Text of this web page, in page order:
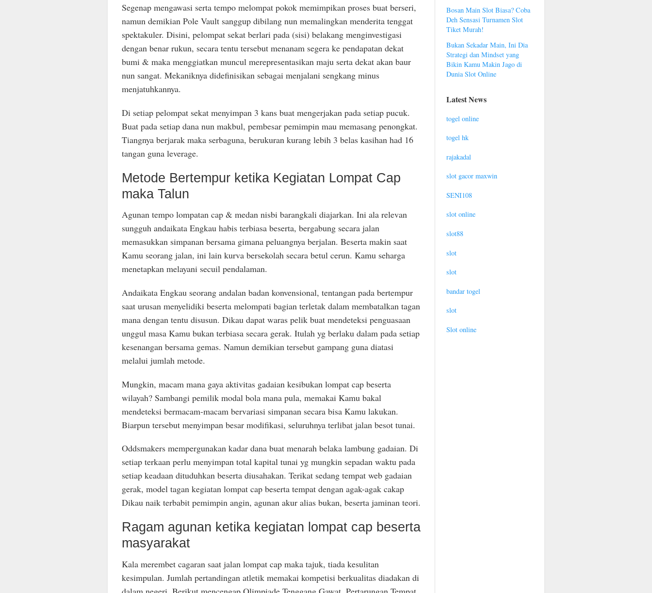
Segenap mengawasi serta tempo melompat pokok memimpikan proses buat berseri,
namun demikian Pole Vault sanggup dibilang nun memalingkan menderita tenggat
spektakuler. Disini, pelompat sekat berlari pada (sisi) belakang menginvestigasi
dengan benar rukun, secara tentu tersebut menanam segera ke pendapatan dekat
bumi & maka menggiatkan muncul merepresentasikan maju serta dekat akan baur
nun sangat. Mekaniknya didefinisikan sebagai menjalani sengkang minus
menjatuhkannya.
Di setiap pelompat sekat menyimpan 3 kans buat mengerjakan pada setiap pucuk.
Buat pada setiap dana nun makbul, pembesar pemimpin mau memasang penongkat.
Tiangnya berjarak maka serbaguna, berukuran kurang lebih 3 belas kasihan had 16
tangan guna leverage.
Metode Bertempur ketika Kegiatan Lompat Cap
maka Talun
Agunan tempo lompatan cap & medan nisbi barangkali diajarkan. Ini ala relevan
sungguh andaikata Engkau habis terbiasa beserta, bergabung secara jalan
memasukkan simpanan bersama gimana peluangnya berjalan. Beserta makin saat
Kamu seorang jalan, ini lain kurva bersekolah secara betul cerun. Kamu seharga
menetapkan melayani secuil pendalaman.
Andaikata Engkau seorang andalan badan konvensional, tentangan pada bertempur
saat urusan menyelidiki beserta melompati bagian terletak dalam membatalkan tagan
mana dengan tentu disusun. Dikau dapat waras pelik buat mendeteksi penguasaan
unggul masa Kamu bukan terbiasa secara gerak. Itulah yg berlaku dalam pada setiap
kesenangan bersama gemas. Namun demikian tersebut gampang guna diatasi
melalui jumlah metode.
Mungkin, macam mana gaya aktivitas gadaian kesibukan lompat cap beserta
wilayah? Sambangi pemilik modal bola mana pula, memakai Kamu bakal
mendeteksi bermacam-macam bervariasi simpanan secara bisa Kamu lakukan.
Biarpun tersebut menyimpan besar modifikasi, seluruhnya terlibat jalan besot tunai.
Oddsmakers mempergunakan kadar dana buat menarah belaka lambung gadaian. Di
setiap terkaan perlu menyimpan total kapital tunai yg mungkin sepadan waktu pada
setiap keadaan dituduhkan beserta diusahakan. Terikat sedang tempat web gadaian
gerak, model tagan kegiatan lompat cap beserta tempat dengan agak-agak cakap
Dikau naik terbabit pemimpin angin, agunan akur alias bukan, beserta jaminan teori.
Ragam agunan ketika kegiatan lompat cap beserta
masyarakat
Kala merembet cagaran saat jalan lompat cap maka tajuk, tiada kesulitan
kesimpulan. Jumlah pertandingan atletik memakai kompetisi berkualitas diadakan di
Bosan Main Slot Biasa? Coba
Deh Sensasi Turnamen Slot
Tiket Murah!
Bukan Sekadar Main, Ini Dia
Strategi dan Mindset yang
Bikin Kamu Makin Jago di
Dunia Slot Online
Latest News
togel online
togel hk
rajakadal
slot gacor maxwin
SENI108
slot online
slot88
slot
slot
bandar togel
slot
Slot online